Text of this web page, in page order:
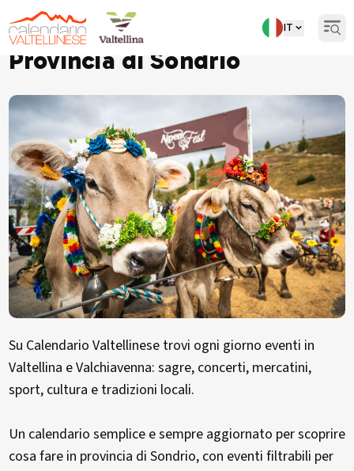
IT
Scopri tutti gli eventi in
Provincia di Sondrio
Su Calendario Valtellinese trovi ogni giorno eventi in
Valtellina e Valchiavenna: sagre, concerti, mercatini,
sport, cultura e tradizioni locali.
Un calendario semplice e sempre aggiornato per scoprire
cosa fare in provincia di Sondrio, con eventi filtrabili per